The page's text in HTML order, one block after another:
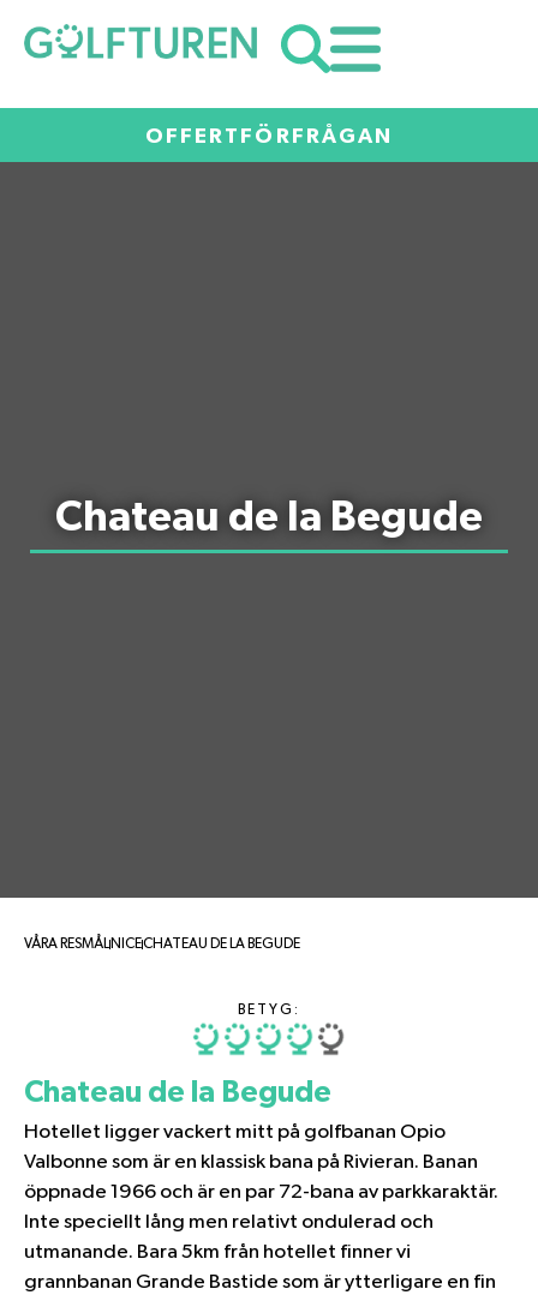
OFFERTFÖRFRÅGAN
Chateau de la Begude
VÅRA RESMÅL NICECHATEAU DE LA BEGUDE
BETYG:
Chateau de la Begude
Hotellet ligger vackert mitt på golfbanan Opio
Valbonne som är en klassisk bana på Rivieran. Banan
öppnade 1966 och är en par 72-bana av parkkaraktär.
Inte speciellt lång men relativt ondulerad och
utmanande. Bara 5km från hotellet finner vi
grannbanan Grande Bastide som är ytterligare en fin